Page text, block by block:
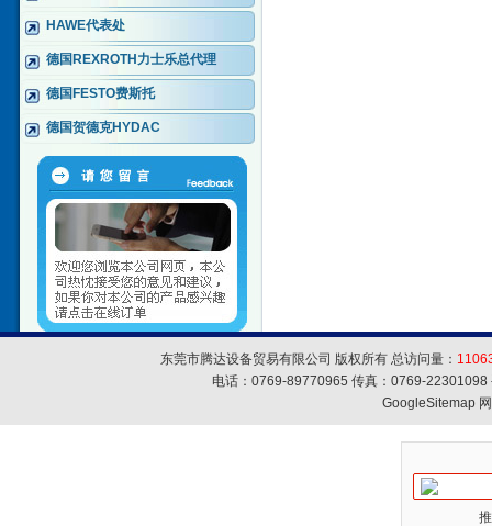
HAWE代表处
德国REXROTH力士乐总代理
德国FESTO费斯托
德国贺德克HYDAC
东莞市腾达设备贸易有限公司 版权所有 总访问量：
电话：0769-89770965 传真：0769-
GoogleSitemap网